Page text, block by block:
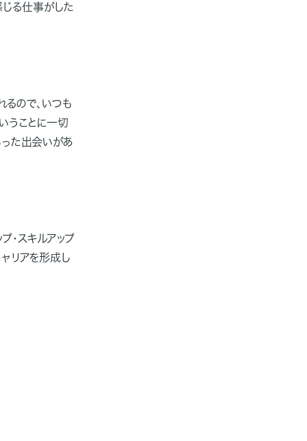
じる仕事がした
ので、いつも
うことに一切
った出会いがあ
・スキルアップ
リアを形成し